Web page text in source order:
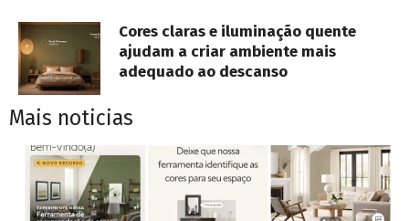
Cores claras e iluminação quente
ajudam a criar ambiente mais
adequado ao descanso
Mais noticias